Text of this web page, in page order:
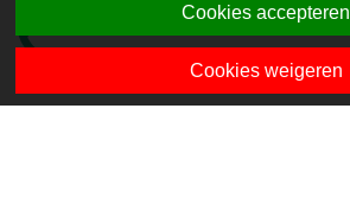
070-3225228
Cookies accepteren
Cookies weigeren